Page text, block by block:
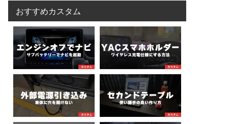
おすすめカスタム